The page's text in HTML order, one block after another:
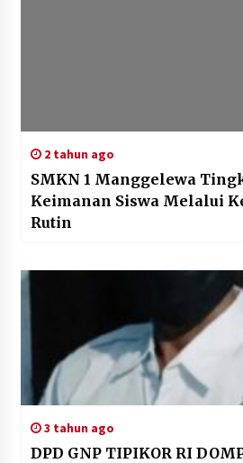
2 tahun ago
SMKN 1 Manggelewa
Keimanan Siswa Melalui
Rutin
3 tahun ago
DPD GNP TIPIKOR RI